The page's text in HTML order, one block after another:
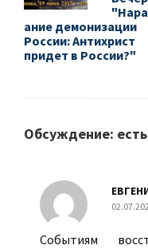
ание демонизации
России: Антихрист
придет в России?"
Обсуждение:
Событиям